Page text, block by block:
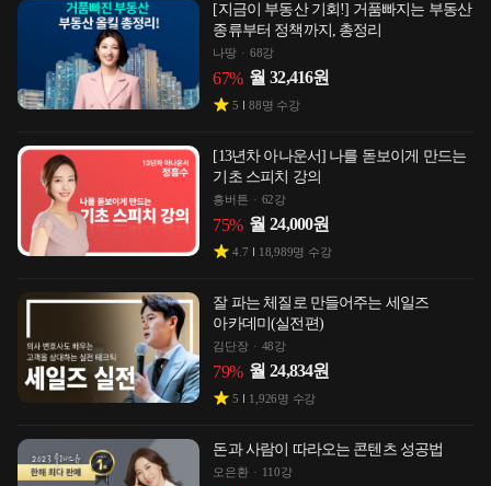
[지금이 부동산 기회!] 거품빠지는 부동산
종류부터 정책까지, 총정리
나땅 68강
67% 월 32,416원
5 88명 수강
[13년차 아나운서] 나를 돋보이게 만드는
기초 스피치 강의
흥버튼 62강
75% 월 24,000원
4.7 18,989명 수강
잘 파는 체질로 만들어주는 세일즈
아카데미(실전편)
김단장 48강
79% 월 24,834원
5 1,926명 수강
돈과 사람이 따라오는 콘텐츠 성공법
오은환 110강